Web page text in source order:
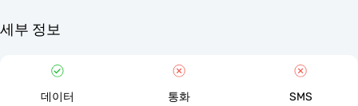
세부 정보
데이터 통화 SMS